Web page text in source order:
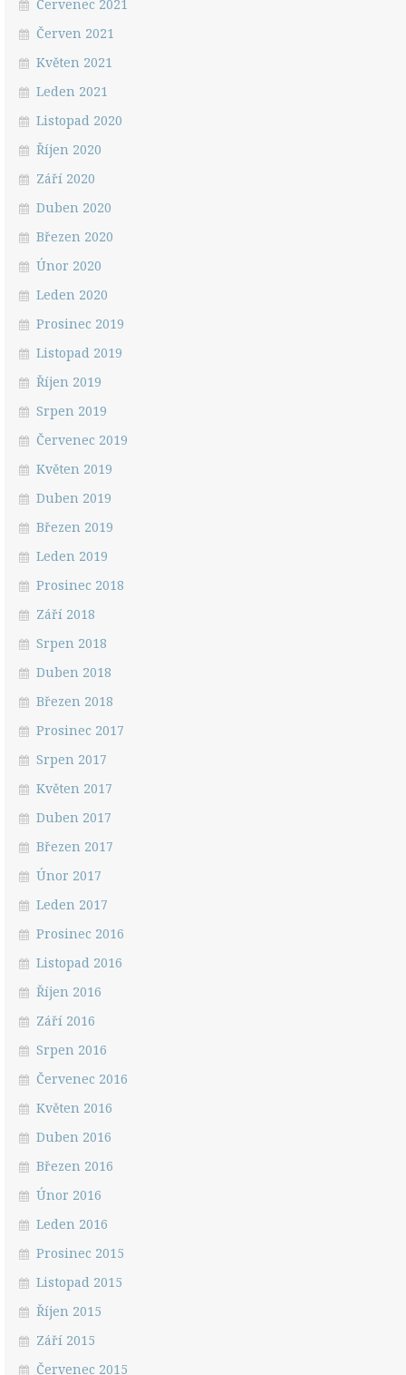
Červenec 2021
Červen 2021
Květen 2021
Leden 2021
Listopad 2020
Říjen 2020
Září 2020
Duben 2020
Březen 2020
Únor 2020
Leden 2020
Prosinec 2019
Listopad 2019
Říjen 2019
Srpen 2019
Červenec 2019
Květen 2019
Duben 2019
Březen 2019
Leden 2019
Prosinec 2018
Září 2018
Srpen 2018
Duben 2018
Březen 2018
Prosinec 2017
Srpen 2017
Květen 2017
Duben 2017
Březen 2017
Únor 2017
Leden 2017
Prosinec 2016
Listopad 2016
Říjen 2016
Září 2016
Srpen 2016
Červenec 2016
Květen 2016
Duben 2016
Březen 2016
Únor 2016
Leden 2016
Prosinec 2015
Listopad 2015
Říjen 2015
Září 2015
Červenec 2015